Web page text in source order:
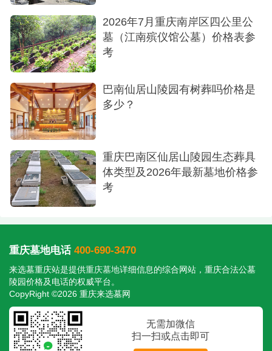
2026年7月​重庆南岸区四公里公
墓（江南殡仪馆公墓）价格表参
考
巴南仙居山陵园有树葬吗价格是
多少？
重庆巴南区仙居山陵园生态葬具
体类型及2026年最新墓地价格参
考
重庆墓地电话 400-690-3470
来选墓重庆站是提供重庆墓地详细信息的综合网站，重庆合法公墓
陵园价格及电话的权威平台。
CopyRight ©2026 重庆来选墓网
无需加微信
扫一扫或点击即可